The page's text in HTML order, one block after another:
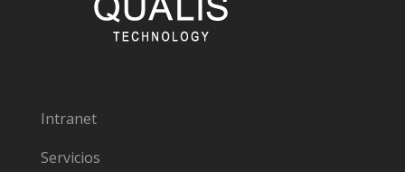
Intranet
Servicios